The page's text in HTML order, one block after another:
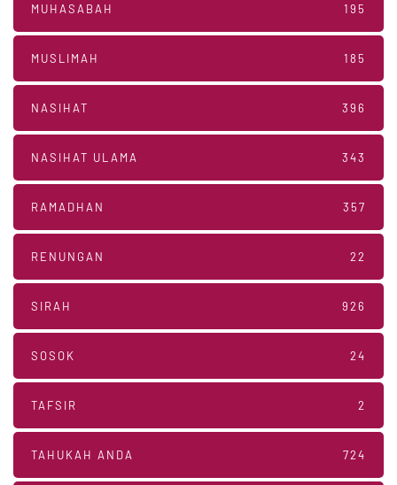
MUHASABAH 195
MUSLIMAH 185
NASIHAT 396
NASIHAT ULAMA 343
RAMADHAN 357
RENUNGAN 22
SIRAH 926
SOSOK 24
TAFSIR 2
TAHUKAH ANDA 724